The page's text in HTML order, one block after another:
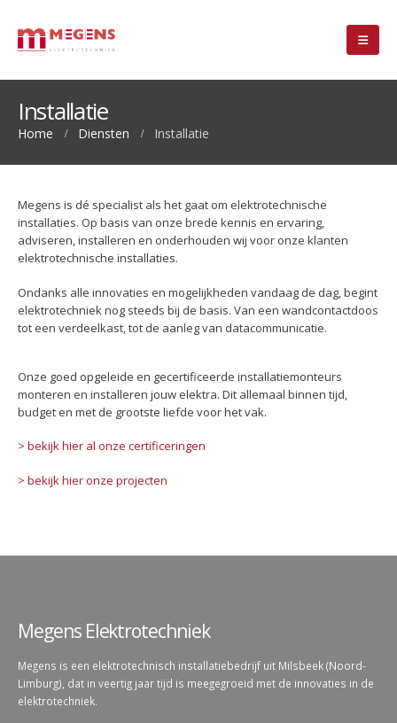
Installatie
Home Diensten Installatie
Megens is dé specialist als het gaat om elektrotechnische
installaties. Op basis van onze brede kennis en ervaring,
adviseren, installeren en onderhouden wij voor onze klanten
elektrotechnische installaties.
Ondanks alle innovaties en mogelijkheden vandaag de dag, begint
elektrotechniek nog steeds bij de basis. Van een wandcontactdoos
tot een verdeelkast, tot de aanleg van datacommunicatie.
Onze goed opgeleide en gecertificeerde installatiemonteurs
monteren en installeren jouw elektra. Dit allemaal binnen tijd,
budget en met de grootste liefde voor het vak.
> bekijk hier al onze certificeringen
> bekijk hier onze projecten
Megens Elektrotechniek
Megens is een elektrotechnisch installatiebedrijf uit Milsbeek (Noord-
Limburg), dat in veertig jaar tijd is meegegroeid met de innovaties in de
elektrotechniek.